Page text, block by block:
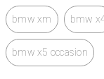
bmw xm bmw
bmw x5 occasion